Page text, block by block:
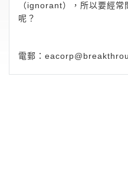
（ignorant），所以要經
呢？
電郵：